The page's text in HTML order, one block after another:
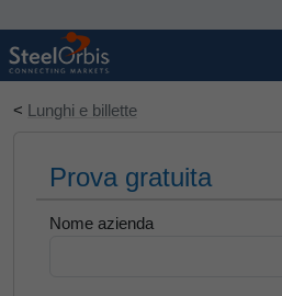
< Lunghi e billette
Prova gratuita
Nome azienda